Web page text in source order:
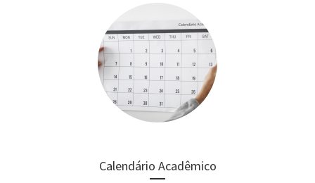
Calendário Acadêmico